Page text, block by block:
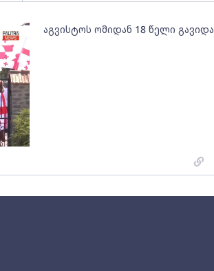
აგვისტოს ომიდან 18 წელი გავიდა